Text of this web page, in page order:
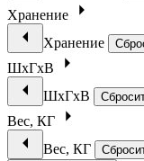
Хранение
Хранение
ШхГхВ
ШхГхВ
Вес, КГ
Вес, КГ